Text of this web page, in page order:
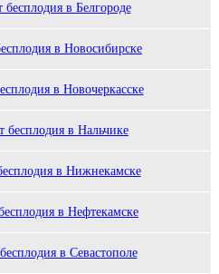
в Белгороде
в Новосибирске
в Новочеркасске
бесплодия в Нальчике
в Нижнекамске
в Нефтекамске
в Севастополе